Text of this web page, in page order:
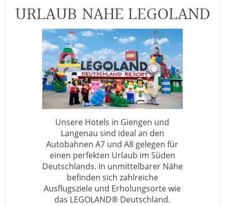
URLAUB NAHE LEGOLAND
Unsere Hotels in Giengen und
Langenau sind ideal an den
Autobahnen A7 und A8 gelegen für
einen perfekten Urlaub im Süden
Deutschlands. In unmittelbarer Nähe
befinden sich zahlreiche
Ausflugsziele und Erholungsorte wie
das LEGOLAND® Deutschland.